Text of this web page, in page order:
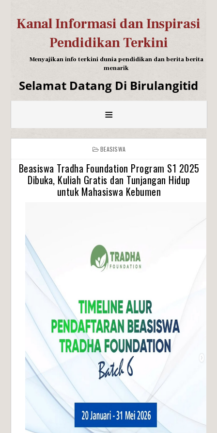
Kanal Informasi dan Inspirasi
Pendidikan Terkini
Menyajikan info terkini dunia pendidikan dan berita berita
menarik
Selamat Datang Di Birulangitid
≡
BEASISWA
Beasiswa Tradha Foundation Program S1 2025
Dibuka, Kuliah Gratis dan Tunjangan Hidup
untuk Mahasiswa Kebumen